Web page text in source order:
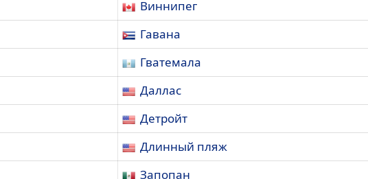
Виннипег
Гавана
Гватемала
Даллас
Детройт
Длинный пляж
Запопан